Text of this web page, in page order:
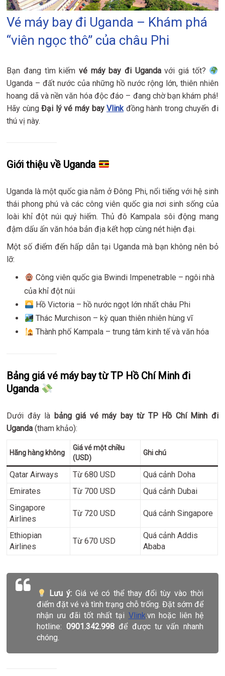
Vé máy bay đi Uganda – Khám phá
“viên ngọc thô” của châu Phi
Bạn đang tìm kiếmvé máy bay đi Ugandavới giá tốt?
Uganda – đất nước của những hồ nước rộng lớn, thiên nhiên
hoang dã và nền văn hóa độc đáo – đang chờ bạn khám phá!
Hãy cùngĐại lý vé máy bayVlinkđồng hành trong chuyến đi
thú vị này.
Giới thiệu về Uganda
Uganda là một quốc gia nằm ở Đông Phi, nổi tiếng với hệ sinh
thái phong phú và các công viên quốc gia nơi sinh sống của
loài khỉ đột núi quý hiếm. Thủ đô Kampala sôi động mang
đậm dấu ấn văn hóa bản địa kết hợp cùng nét hiện đại.
Một số điểm đến hấp dẫn tại Uganda mà bạn không nên bỏ
lỡ:
Công viên quốc gia Bwindi Impenetrable – ngôi nhà
của khỉ đột núi
Hồ Victoria – hồ nước ngọt lớn nhất châu Phi
Thác Murchison – kỳ quan thiên nhiên hùng vĩ
Thành phố Kampala – trung tâm kinh tế và văn hóa
Bảng giá vé máy bay từ TP Hồ Chí Minh đi
Uganda
Dưới đây là bảng giá vé máy bay từ TP Hồ Chí Minh đi
Uganda (tham khảo):
Hãng hàng không
Giá vé một chiều
(USD)
Ghi chú
Qatar Airways Từ 680 USD
Quá cảnh Doha
Emirates
Từ 700 USD
Quá cảnh Dubai
Singapore
Airlines
Từ 720 USD Quá cảnh Singapore
Ethiopian
Airlines
Từ 670 USD
Quá cảnh Addis
Ababa
Lưu ý: Giá vé có thể thay đổi tùy vào thời
điểm đặt vé và tình trạng chỗ trống. Đặt sớm để
nhận ưu đãi tốt nhất tại Vlink.vn hoặc liên hệ
hotline: 0901.342.998để được tư vấn nhanh
chóng.